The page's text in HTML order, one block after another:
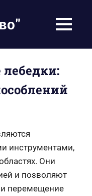
МЕНЮ
инструментами,
Они
и позволяют
перемещение